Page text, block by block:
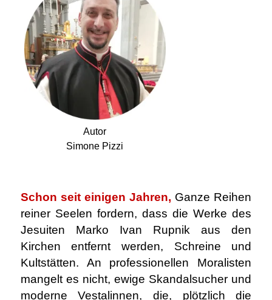
Autor
Simone Pizzi
Schon seit einigen Jahren, Ganze Reihen
reiner Seelen fordern, dass die Werke des
Jesuiten Marko Ivan Rupnik aus den
Kirchen entfernt werden, Schreine und
Kultstätten. An professionellen Moralisten
mangelt es nicht, ewige Skandalsucher und
moderne Vestalinnen, die, plötzlich die